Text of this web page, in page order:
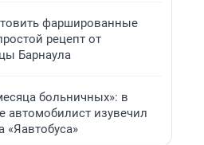
фаршированные
рецепт от
Барнаула
больничных»: в
автомобилист изувечил
«Яавтобуса»